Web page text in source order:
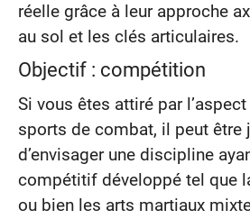
réelle grâce à leur approche
au sol et les clés articulaires.
Objectif : compétition
Si vous êtes attiré par
sports de combat, il peut être
d’envisager une discipline
compétitif développé tel que
ou bien les arts martiaux